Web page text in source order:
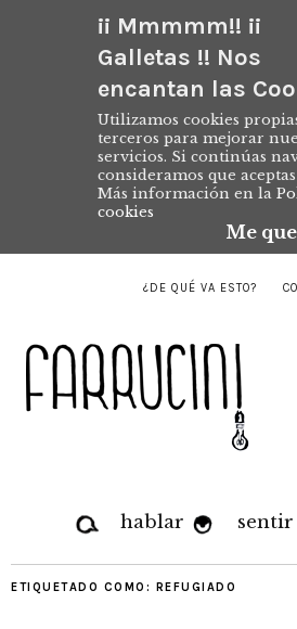
¡¡ Mmmmm!! ¡¡
Galletas !! Nos
encantan las
Utilizamos cookies
terceros para mejorar
servicios. Si continúas
consideramos que
Más información en la
cookies
Me
¿DE QUÉ VA ESTO?
hablar sentir
ETIQUETADO COMO: REFUGIADO